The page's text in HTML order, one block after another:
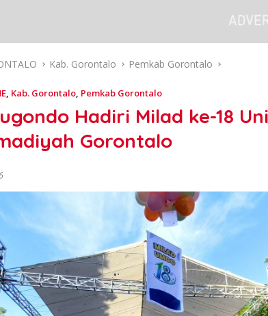
Kab. Gorontalo Pemkab Gorontalo
, Kab. Gorontalo, Pemkab Gorontalo
Hadiri Milad ke-18
Gorontalo